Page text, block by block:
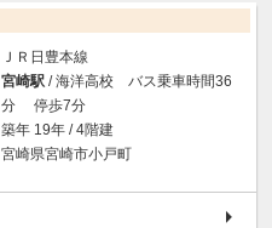
ＪＲ日豊本線
宮崎駅 / 海洋高校 バス乗車時間36
分 停歩7分
築年 19年 / 4階建
宮崎県宮崎市小戸町